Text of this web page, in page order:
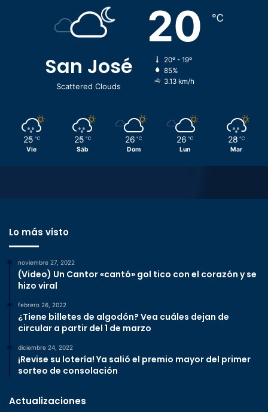
San José
Scattered Clouds
20 ℃
20º - 19º
85%
3.13 km/h
25 ℃
Vie
25 ℃
Sáb
26 ℃
Dom
26 ℃
Lun
28 ℃
Mar
Lo más visto
noviembre 27, 2022
(Video) Un Cantor «cantó» gol tico con el corazón y se
hizo viral
febrero 26, 2022
¿Tiene billetes de algodón? Vea cuáles dejan de
circular a partir del 1 de marzo
diciembre 24, 2022
¡Revise su lotería! Ya salió el premio mayor del primer
sorteo de consolación
Actualizaciones